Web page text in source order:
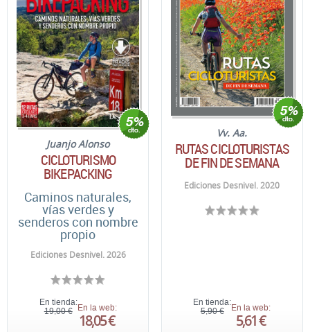
Juanjo Alonso
CICLOTURISMO
BIKEPACKING
Caminos naturales,
vías verdes y
senderos con nombre
propio
Ediciones Desnivel. 2026
En tienda:
19,00 € En la web:
18,05 €
Vv. Aa.
RUTAS CICLOTURISTAS
DE FIN DE SEMANA
Ediciones Desnivel. 2020
En tienda:
5,90 €
En la web:
5,61 €